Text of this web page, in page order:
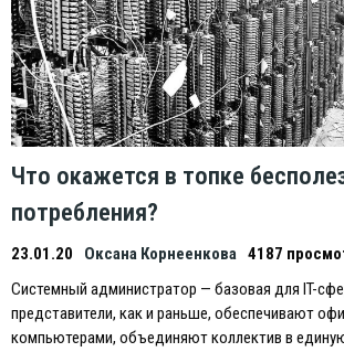
Что окажется в топке
потребления?
23.01.20 Оксана Корнеенкова 4187
Системный администратор — базовая для IT-
представители, как и раньше, обеспечивают
компьютерами, объединяют коллектив в